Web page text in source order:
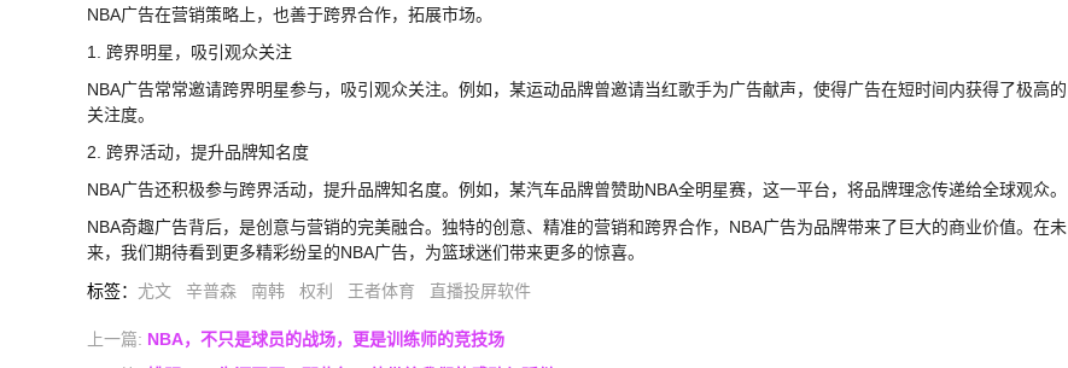
NBA广告在营销策略上，也善于跨界合作，拓展市场。
1. 跨界明星，吸引观众关注
NBA广告常常邀请跨界明星参与，吸引观众关注。例如，某运动品牌曾邀请当红歌手为广告献声，使得广告在短时间内获得了极高的
关注度。
2. 跨界活动，提升品牌知名度
NBA广告还积极参与跨界活动，提升品牌知名度。例如，某汽车品牌曾赞助NBA全明星赛，这一平台，将品牌理念传递给全球观众。
NBA奇趣广告背后，是创意与营销的完美融合。独特的创意、精准的营销和跨界合作，NBA广告为品牌带来了巨大的商业价值。在未
来，我们期待看到更多精彩纷呈的NBA广告，为篮球迷们带来更多的惊喜。
标签： 尤文 辛普森 南韩 权利 王者体育 直播投屏软件
上一篇: NBA，不只是球员的战场，更是训练师的竞技场